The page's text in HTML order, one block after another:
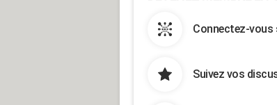
Connectez-vous
Suivez vos